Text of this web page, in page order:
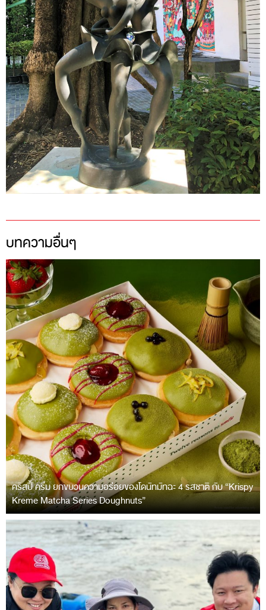
บทความอื่นๆ
คริสปี้ ครีม ยกขบวนความอร่อยของโดนัทมัทฉะ 4 รสชาติ กับ “Krispy
Kreme Matcha Series Doughnuts”